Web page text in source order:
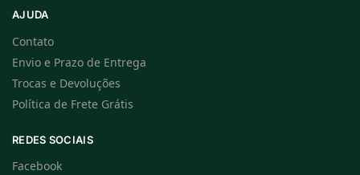
AJUDA
Contato
Envio e Prazo de Entrega
Trocas e Devoluções
Política de Frete Grátis
REDES SOCIAIS
Facebook